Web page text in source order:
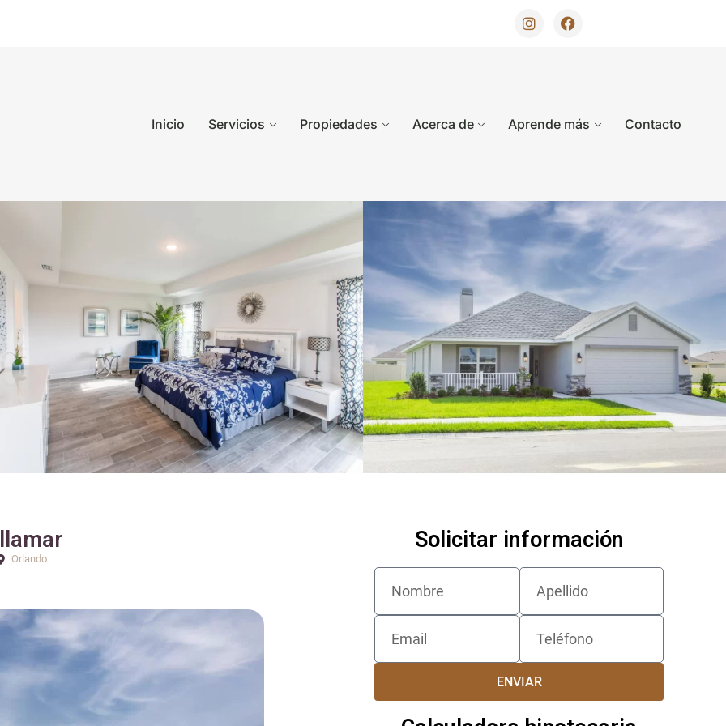
Inicio Servicios Propiedades Acerca de Aprende más Contacto
Orlando
Solicitar información
ENVIAR